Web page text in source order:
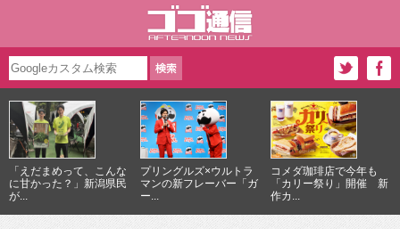
「えだまめって、こんな
に甘かった？」新潟県民
が...
プリングルズ×ウルトラ
マンの新フレーバー「ガ
ー...
コメダ珈琲店で今年も
「カリー祭り」開催 新
作カ...